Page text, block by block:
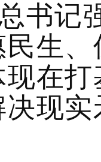
书记
生
现在
现